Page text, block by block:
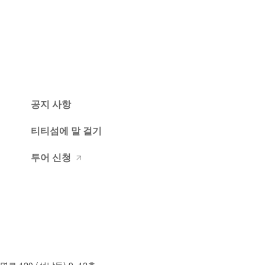
공지 사항
티티섬에 말 걸기
투어 신청